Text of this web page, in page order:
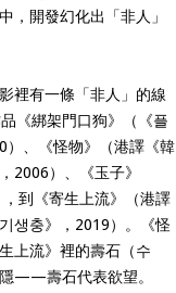
，開發幻化出「非人」
裡有一條「非人」的線
《綁架門口狗》（《플
）、《怪物》（港譯《韓
2006）、《玉子》
，到《寄生上流》（港譯
생충》，2019）。《怪
上流》裡的壽石（수
——壽石代表欲望。